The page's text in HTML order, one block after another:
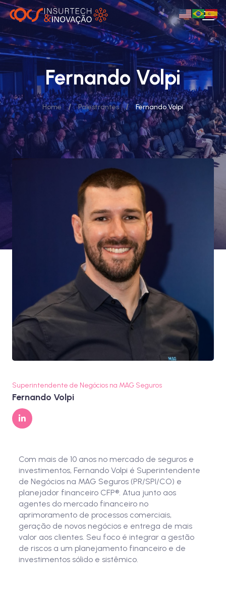
Fernando Volpi
Home / Palestrantes / Fernando Volpi
Superintendente de Negócios na MAG Seguros
Fernando Volpi
Com mais de 10 anos no mercado de seguros e
investimentos, Fernando Volpi é Superintendente
de Negócios na MAG Seguros (PR/SPI/CO) e
planejador financeiro CFP®. Atua junto aos
agentes do mercado financeiro no
aprimoramento de processos comerciais,
geração de novos negócios e entrega de mais
valor aos clientes. Seu foco é integrar a gestão
de riscos a um planejamento financeiro e de
investimentos sólido e sistêmico.